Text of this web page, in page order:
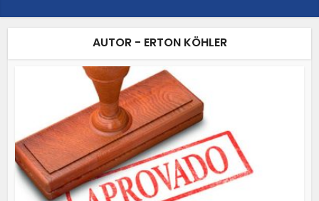
AUTOR - ERTON KÖHLER